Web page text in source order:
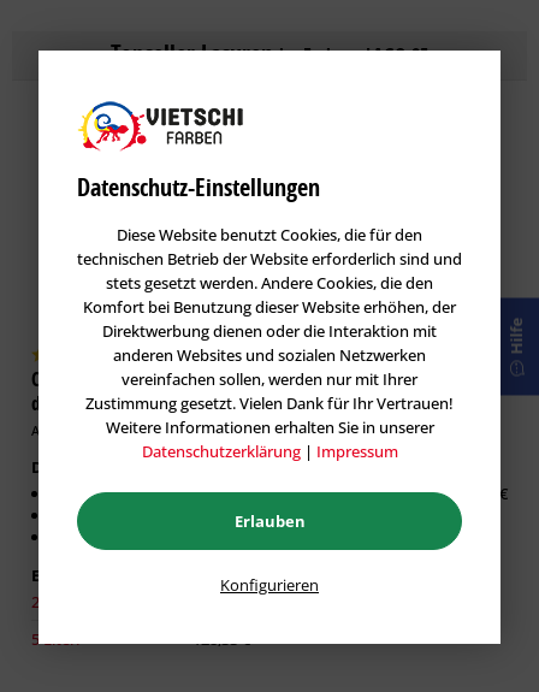
TopsellerLasuren im Farbton LAGO 85
Caparol DecoLasur Matt -
dekorative Lasur-Technik
Artikel-Nr.: CAP-100532
Dekorative Lasur Innen
Matter Effekt
Diffusionsfähig
Für glatte Untergründe
Erhältlich in:
2,50 Liter:
5 Liter:
128,33 €
GORI 33 Sensitiv-Lasur
Holzlasur
Artikel-Nr.: GOR-100019
Erhältlich in:
0,75 Liter:
26,63 €
Hilfe
Datenschutz-Einstellungen
Diese Website benutzt Cookies, die für den
technischen Betrieb der Website erforderlich sind und
stets gesetzt werden. Andere Cookies, die den
Komfort bei Benutzung dieser Website erhöhen, der
Direktwerbung dienen oder die Interaktion mit
anderen Websites und sozialen Netzwerken
vereinfachen sollen, werden nur mit Ihrer
Zustimmung gesetzt. Vielen Dank für Ihr Vertrauen!
Weitere Informationen erhalten Sie in unserer
Datenschutzerklärung| Impressum
Erlauben
Konfigurieren